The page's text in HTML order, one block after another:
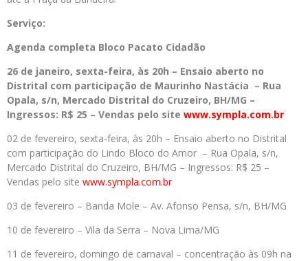
Serviço:
Agenda completa Bloco Pacato Cidadão
26 de janeiro, sexta-feira, às 20h – Ensaio aberto no
Distrital com participação de Maurinho Nastácia – Rua
Opala, s/n, Mercado Distrital do Cruzeiro, BH/MG –
Ingressos: R$ 25 – Vendas pelo site www.sympla.com.br
02 de fevereiro, sexta-feira, às 20h – Ensaio aberto no Distrital
com participação do Lindo Bloco do Amor – Rua Opala, s/n,
Mercado Distrital do Cruzeiro, BH/MG – Ingressos: R$ 25 –
Vendas pelo site www.sympla.com.br
03 de fevereiro – Banda Mole – Av. Afonso Pensa, s/n, BH/MG
10 de fevereiro – Vila da Serra – Nova Lima/MG
11 de fevereiro, domingo de carnaval – concentração às 09h na